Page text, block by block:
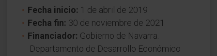
Fecha inicio: 1 de abril de 2019
Fecha fin: 30 de noviembre de 2021
Financiador: Gobierno de Navarra.
Departamento de Desarrollo Económico